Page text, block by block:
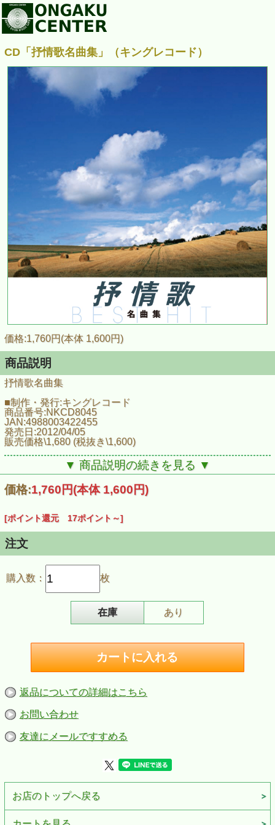
CD「抒情歌名曲集」（キングレコード）
価格:1,760円(本体 1,600円)
商品説明
抒情歌名曲集
■制作・発行:キングレコード
商品番号:NKCD8045
JAN:4988003422455
発売日:2012/04/05
販売価格\1,680 (税抜き\1,600)
四季の歌／芹洋子
花／倍賞千恵子
浜辺の歌／真理ヨシコ
あざみの歌／倍賞千恵子
南国土佐を後にして／ペギー葉山
ちいさい秋みつけた／ボニージャックス
故郷／ヴォーチェ・アンジェリカ
さくら貝の歌／倍賞千恵子
▼ 商品説明の続きを見る ▼
価格:1,760円(本体 1,600円)
[ポイント還元 17ポイント～]
注文
購入数： 枚
在庫 あり
返品についての詳細はこちら
お問い合わせ
友達にメールですすめる
お店のトップへ戻る